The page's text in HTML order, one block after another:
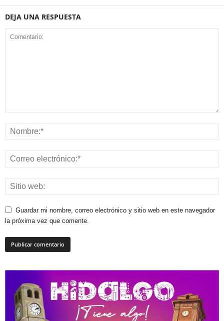
DEJA UNA RESPUESTA
Guardar mi nombre, correo electrónico y sitio web en este navegador
la próxima vez que comente.